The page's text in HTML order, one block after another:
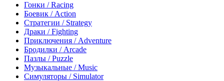
Гонки / Racing
Боевик / Action
Стратегии / Strategy
Драки / Fighting
Приключения / Adventure
Бродилки / Arcade
Пазлы / Puzzle
Музыкальные / Music
Симуляторы / Simulator